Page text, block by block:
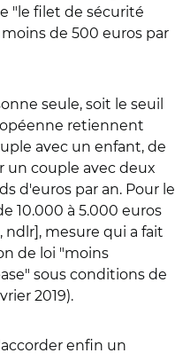
"le filet de sécurité
de 500 euros par
seule, soit le seuil
retiennent
avec un enfant, de
un couple avec deux
d'euros par an. Pour le
10.000 à 5.000 euros
ndlr], mesure qui a fait
de loi "moins
sous conditions de
2019).
enfin un